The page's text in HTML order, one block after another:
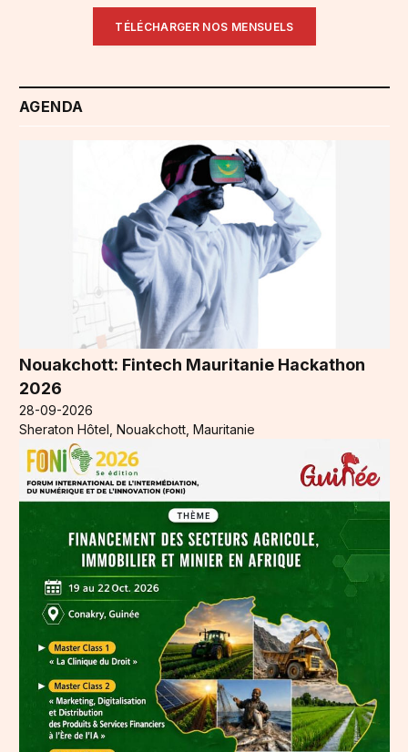
TÉLÉCHARGER NOS MENSUELS
AGENDA
Nouakchott: Fintech Mauritanie Hackathon
2026
28-09-2026
Sheraton Hôtel, Nouakchott, Mauritanie